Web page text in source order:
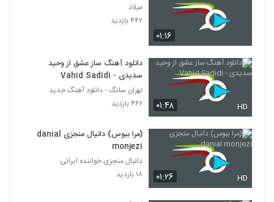
۰۱:۱۶
میلاد
۴۴۲ بازدید
۰۱:۴۸ HD
دانلود آهنگ ساز عشق از وحید
سدیدی - Vahid Sadidi
تهران سانگ - دانلود آهنگ جدید
۴۶۲ بازدید
۰۱:۲۶ HD
(مرا ببوس) دانیال منجزی danial
monjezi
دانیال منجزی خواننده ایرانی
۱۸ بازدید